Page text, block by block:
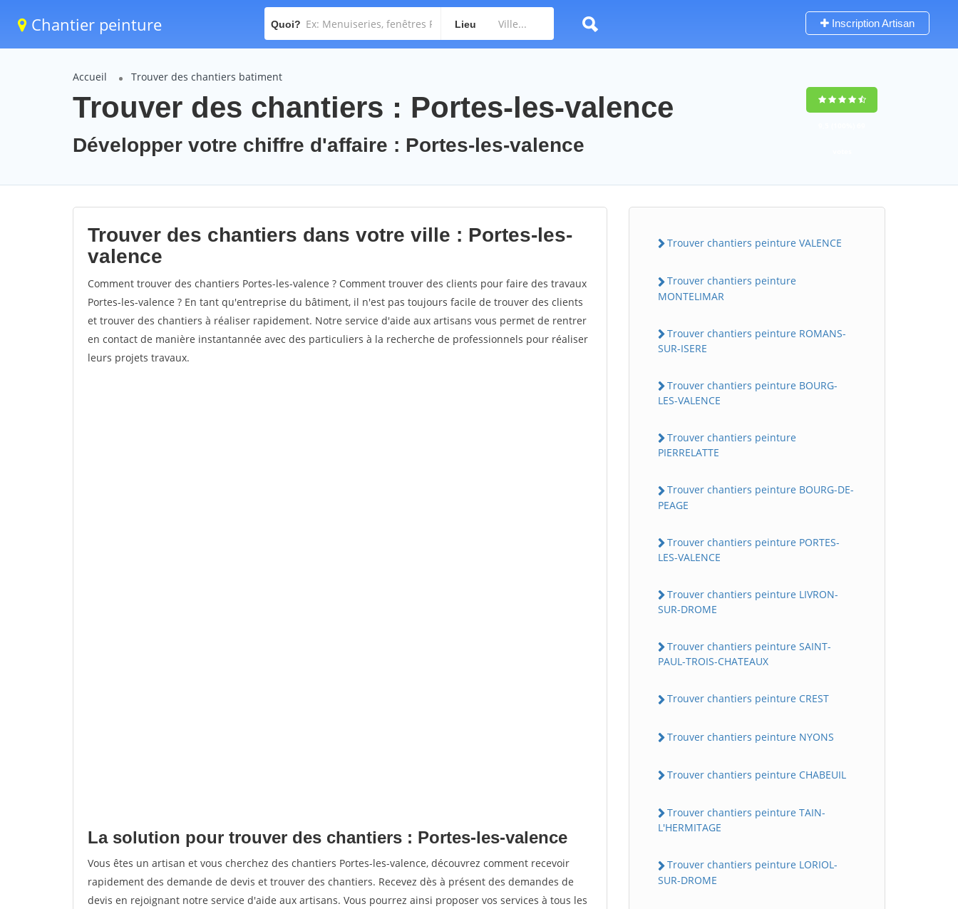
Chantier peinture Quoi? Lieu Inscription Artisan
Accueil Trouver des chantiers batiment
Trouver des chantiers : Portes-les-valence
Développer votre chiffre d'affaire : Portes-les-valence
Trouver des chantiers dans votre ville : Portes-les-
valence
Comment trouver des chantiers Portes-les-valence ? Comment trouver des clients pour faire des travaux
Portes-les-valence ? En tant qu'entreprise du bâtiment, il n'est pas toujours facile de trouver des clients
et trouver des chantiers à réaliser rapidement. Notre service d'aide aux artisans vous permet de rentrer
en contact de manière instantannée avec des particuliers à la recherche de professionnels pour réaliser
leurs projets travaux.
La solution pour trouver des chantiers : Portes-les-valence
Vous êtes un artisan et vous cherchez des chantiers Portes-les-valence, découvrez comment recevoir
rapidement des demande de devis et trouver des chantiers. Recevez dès à présent des demandes de
devis en rejoignant notre service d'aide aux artisans. Vous pourrez ainsi proposer vos services à tous les
Trouver chantiers peinture VALENCE
Trouver chantiers peinture
MONTELIMAR
Trouver chantiers peinture ROMANS-
SUR-ISERE
Trouver chantiers peinture BOURG-
LES-VALENCE
Trouver chantiers peinture
PIERRELATTE
Trouver chantiers peinture BOURG-DE-
PEAGE
Trouver chantiers peinture PORTES-
LES-VALENCE
Trouver chantiers peinture LIVRON-
SUR-DROME
Trouver chantiers peinture SAINT-
PAUL-TROIS-CHATEAUX
Trouver chantiers peinture CREST
Trouver chantiers peinture NYONS
Trouver chantiers peinture CHABEUIL
Trouver chantiers peinture TAIN-
L'HERMITAGE
Trouver chantiers peinture LORIOL-
SUR-DROME